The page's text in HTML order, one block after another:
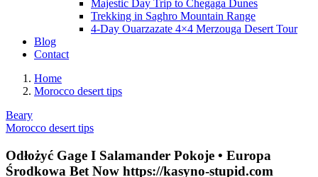
Majestic Day Trip to Chegaga Dunes
Trekking in Saghro Mountain Range
4-Day Ouarzazate 4×4 Merzouga Desert Tour
Blog
Contact
Home
Morocco desert tips
Beary
Morocco desert tips
Odłożyć Gage I Salamander Pokoje • Europa
Środkowa Bet Now https://kasyno-stupid.com